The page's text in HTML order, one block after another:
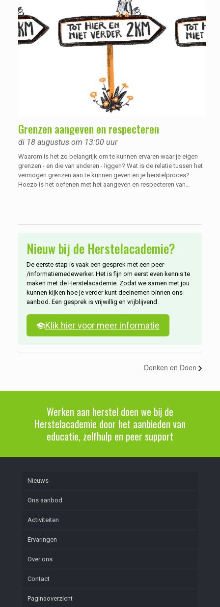
overprikkeling ervaart, en hoe je hier zo goed mogelijk mee kan
omgaan.
Grenzen aangeven en respecteren
di 18 augustus om 13:00 uur
Waarom is het zo belangrijk om te kunnen ervaren waar je eigen
grenzen - en die van anderen - liggen? Wat is de relatie tussen het
vermogen grenzen aan te kunnen geven en je herstelproces?
Hoezo is het oefenen met het aangeven en respecteren van
Nieuw bij de Herstelacademie?
De eerste stap is vaak een gesprek met een peer-
/informatiemedewerker. Het is fijn om eerst even kennis te
maken met de Herstelacademie. Zodat we samen met jou
kunnen kijken hoe je verder kunt deelnemen binnen ons
aanbod. Een gesprek is vrijwillig en vrijblijvend.
Klik hier voor meer informatie
Denken en Doen
Werken aan herstel doen we bij de
Herstelacademie door het aanbieden van
educatie, zelfhulp en peer support
Nieuws
Ons aanbod
Activiteiten
Ervaringen
Over ons
Contact
Paginaoverzicht